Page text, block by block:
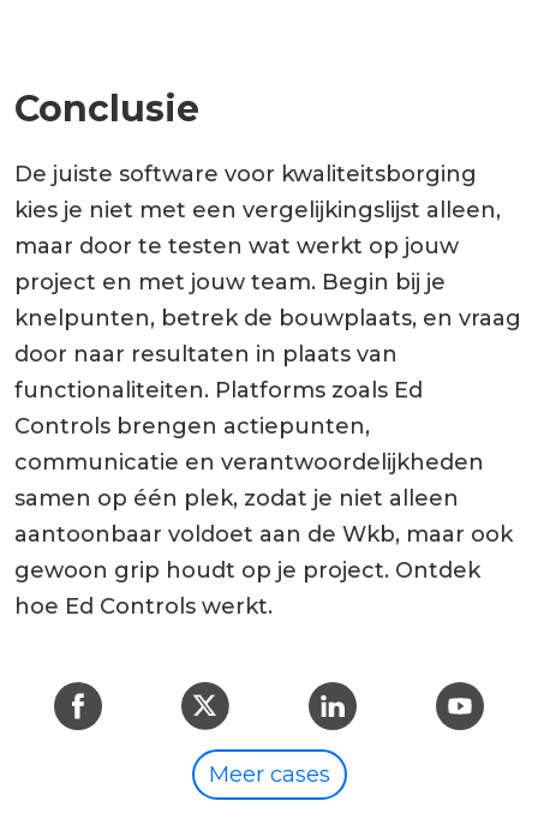
Conclusie
De juiste software voor kwaliteitsborging
kies je niet met een vergelijkingslijst alleen,
maar door te testen wat werkt op jouw
project en met jouw team. Begin bij je
knelpunten, betrek de bouwplaats, en vraag
door naar resultaten in plaats van
functionaliteiten. Platforms zoals Ed
Controls brengen actiepunten,
communicatie en verantwoordelijkheden
samen op één plek, zodat je niet alleen
aantoonbaar voldoet aan de Wkb, maar ook
gewoon grip houdt op je project. Ontdek
hoe Ed Controls werkt.
Meer cases